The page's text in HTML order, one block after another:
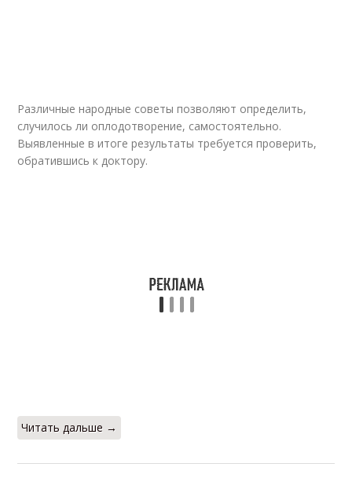
Различные народные советы позволяют определить,
случилось ли оплодотворение, самостоятельно.
Выявленные в итоге результаты требуется проверить,
обратившись к доктору.
Читать дальше →